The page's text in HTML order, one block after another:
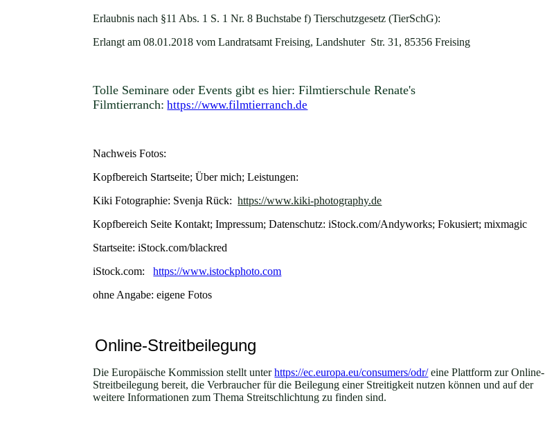
Erlaubnis nach §11 Abs. 1 S. 1 Nr. 8 Buchstabe f) Tierschutzgesetz (TierSchG):
Erlangt am 08.01.2018 vom Landratsamt Freising, Landshuter Str. 31, 85356 Freising
Tolle Seminare oder Events gibt es hier:Filmtierschule Renate's
Filmtierranch: https://www.filmtierranch.de
Nachweis Fotos:
Kopfbereich Startseite; Über mich; Leistungen:
Kiki Fotographie: Svenja Rück:https://www.kiki-photography.de
Kopfbereich Seite Kontakt; Impressum; Datenschutz: iStock.com/Andyworks; Fokusiert; mixmagic
Startseite: iStock.com/blackred
iStock.com:https://www.istockphoto.com
ohne Angabe: eigene Fotos
Online-Streitbeilegung
Die Europäische Kommission stellt unterhttps://ec.europa.eu/consumers/odr/eine Plattform zur Online-
Streitbeilegung bereit, die Verbraucher für die Beilegung einer Streitigkeit nutzen können und auf der
weitere Informationen zum Thema Streitschlichtung zu finden sind.